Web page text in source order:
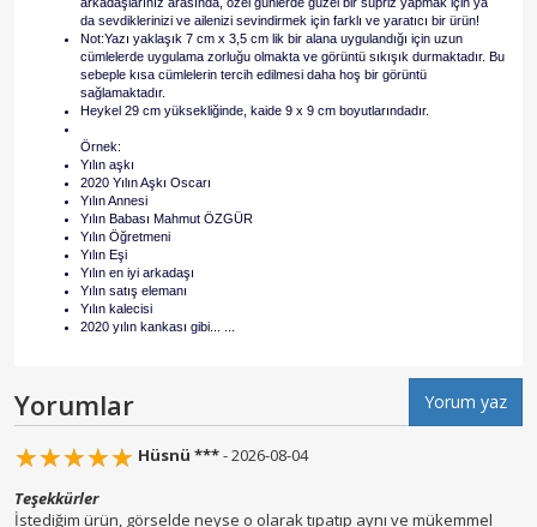
da sevdiklerinizi ve ailenizi sevindirmek için farklı ve yaratıcı bir ürün!
Not:Yazı yaklaşık 7 cm x 3,5 cm lik bir alana uygulandığı için uzun
cümlelerde uygulama zorluğu olmakta ve görüntü sıkışık durmaktadır. Bu
sebeple kısa cümlelerin tercih edilmesi daha hoş bir görüntü
sağlamaktadır.
Heykel 29 cm yüksekliğinde, kaide 9 x 9 cm boyutlarındadır.
Örnek:
Yılın aşkı
2020 Yılın Aşkı Oscarı
Yılın Annesi
Yılın Babası Mahmut ÖZGÜR
Yılın Öğretmeni
Yılın Eşi
Yılın en iyi arkadaşı
Yılın satış elemanı
Yılın kalecisi
2020 yılın kankası gibi... ...
Yorumlar Yorum yaz
☆☆☆☆☆
★★★★★ Hüsnü ***- 2026-08-04
Teşekkürler
İstediğim ürün, görselde neyse o olarak tıpatıp aynı ve mükemmel